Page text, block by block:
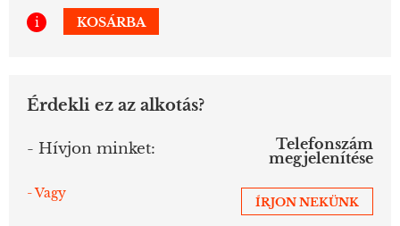
i KOSÁRBA
Érdekli ez az alkotás?
- Hívjon minket:
Telefonszám
megjelenítése
- Vagy
ÍRJON NEKÜNK